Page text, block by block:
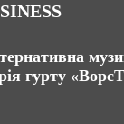
гурту